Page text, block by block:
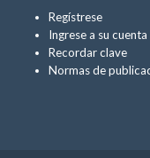
Regístrese
Ingrese a su cuenta
Recordar clave
Normas de